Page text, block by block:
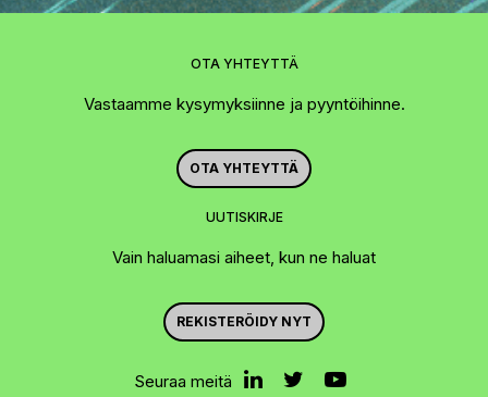
OTA YHTEYTTÄ
Vastaamme kysymyksiinne ja pyyntöihinne.
OTA YHTEYTTÄ
UUTISKIRJE
Vain haluamasi aiheet, kun ne haluat
REKISTERÖIDY NYT
Seuraa meitä